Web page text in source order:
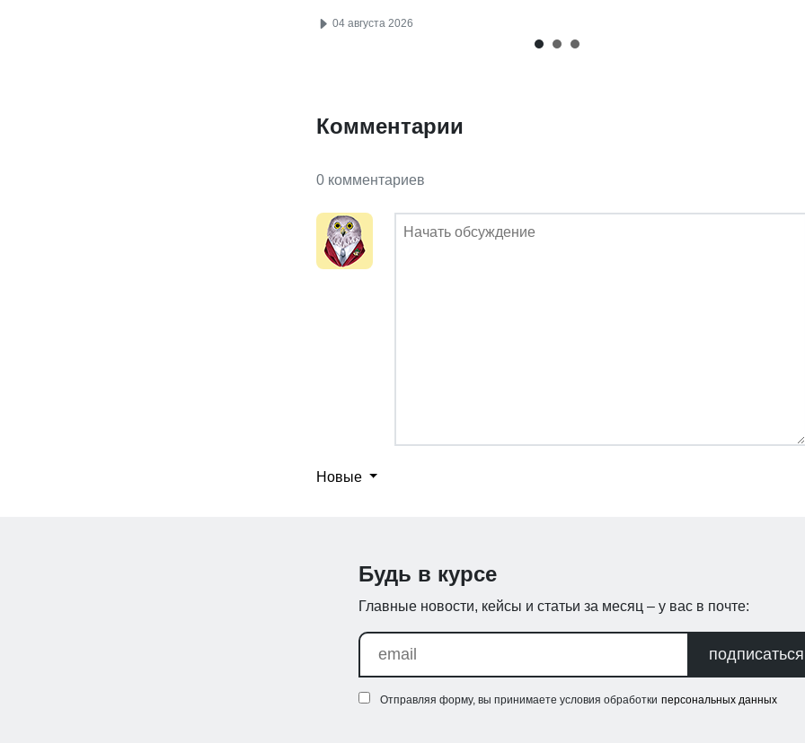
04 августа 2026
Комментарии
0 комментариев
Новые
Будь в курсе
Главные новости, кейсы и статьи за месяц – у вас в почте:
подписаться
Отправляя форму, вы принимаете условия обработки персональных данных